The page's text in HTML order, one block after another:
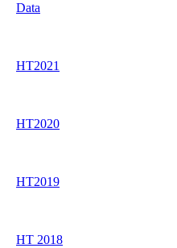
Data
HT2021
HT2020
HT2019
HT 2018